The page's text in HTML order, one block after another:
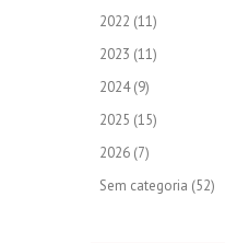
2022 (11)
2023 (11)
2024(9)
2025 (15)
2026 (7)
Sem categoria (52)